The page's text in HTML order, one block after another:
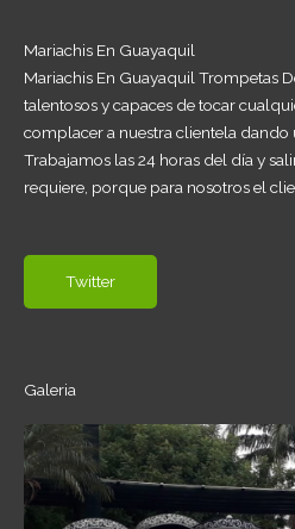
Mariachis En Guayaquil
Mariachis En Guayaquil Trompetas
talentosos y capaces de tocar
complacer a nuestra clientela dando
Trabajamos las 24 horas del día y
requiere, porque para nosotros el
Twitter
Galeria